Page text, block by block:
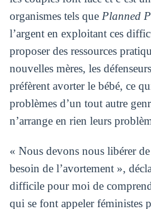
organismes tels que Planned
l’argent en exploitant ces
proposer des ressources
nouvelles mères, les
préfèrent avorter le bébé, ce
problèmes d’un tout autre
n’arrange en rien leurs
« Nous devons nous libérer
besoin de l’avortement »,
difficile pour moi de
qui se font appeler féministes